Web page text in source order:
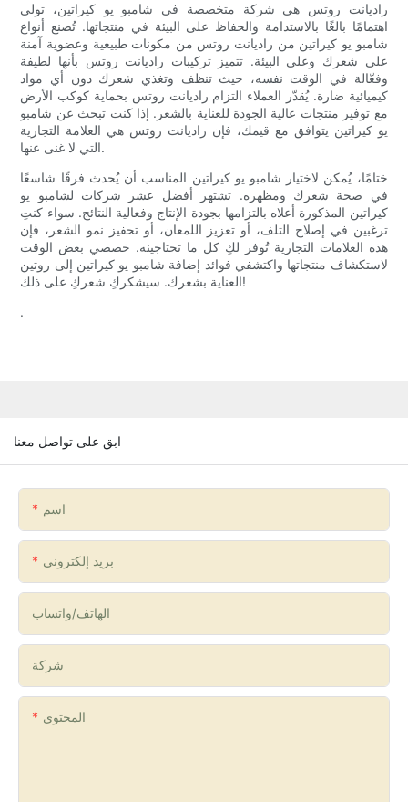
راديانت روتس هي شركة متخصصة في شامبو يو كيراتين، تولي
اهتمامًا بالغًا بالاستدامة والحفاظ على البيئة في منتجاتها. تُصنع أنواع
شامبو يو كيراتين من راديانت روتس من مكونات طبيعية وعضوية آمنة
على شعرك وعلى البيئة. تتميز تركيبات راديانت روتس بأنها لطيفة
وفعّالة في الوقت نفسه، حيث تنظف وتغذي شعرك دون أي مواد
كيميائية ضارة. يُقدّر العملاء التزام راديانت روتس بحماية كوكب الأرض
مع توفير منتجات عالية الجودة للعناية بالشعر. إذا كنت تبحث عن شامبو
يو كيراتين يتوافق مع قيمك، فإن راديانت روتس هي العلامة التجارية
التي لا غنى عنها.
ختامًا، يُمكن لاختيار شامبو يو كيراتين المناسب أن يُحدث فرقًا شاسعًا
في صحة شعرك ومظهره. تشتهر أفضل عشر شركات لشامبو يو
كيراتين المذكورة أعلاه بالتزامها بجودة الإنتاج وفعالية النتائج. سواء كنتِ
ترغبين في إصلاح التلف، أو تعزيز اللمعان، أو تحفيز نمو الشعر، فإن
هذه العلامات التجارية تُوفر لكِ كل ما تحتاجينه. خصصي بعض الوقت
لاستكشاف منتجاتها واكتشفي فوائد إضافة شامبو يو كيراتين إلى روتين
العناية بشعرك. سيشكركِ شعركِ على ذلك!
.
ابق على تواصل معنا
اسم
بريد إلكتروني
الهاتف/واتساب
شركة
المحتوى